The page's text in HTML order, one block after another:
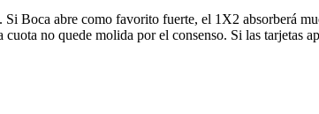
Boca abre como favorito fuerte, el 1X2 absorberá
no quede molida por el consenso. Si las tarjetas